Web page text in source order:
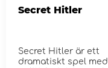
Secret Hitler
Secret Hitler är ett
dramatiskt spel med